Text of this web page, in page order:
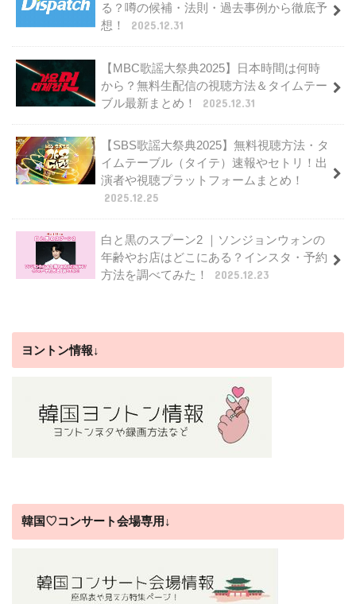
る？噂の候補・法則・過去事例から徹底予
想！
2025.12.31
【MBC歌謡大祭典2025】日本時間は何時
から？無料生配信の視聴方法＆タイムテー
ブル最新まとめ！
2025.12.31
【SBS歌謡大祭典2025】無料視聴方法・タ
イムテーブル（タイテ）速報やセトリ！出
演者や視聴プラットフォームまとめ！
2025.12.25
白と黒のスプーン2 ｜ソンジョンウォンの
年齢やお店はどこにある？インスタ・予約
方法を調べてみた！
2025.12.23
ヨントン情報↓
韓国♡コンサート会場専用↓